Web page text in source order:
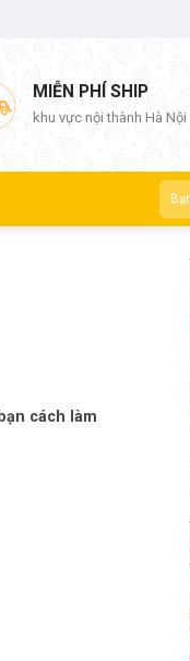
MIỄN PHÍ SHIP
khu vực nội thành Hà Nội
cách làm